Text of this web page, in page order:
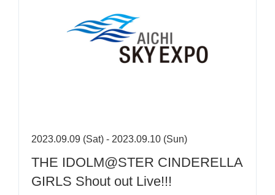
2023.09.09 (Sat) - 2023.09.10 (Sun)
THE IDOLM@STER CINDERELLA
GIRLS Shout out Live!!!